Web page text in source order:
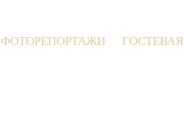
ФОТОРЕПОРТАЖИ ГОСТЕВАЯ